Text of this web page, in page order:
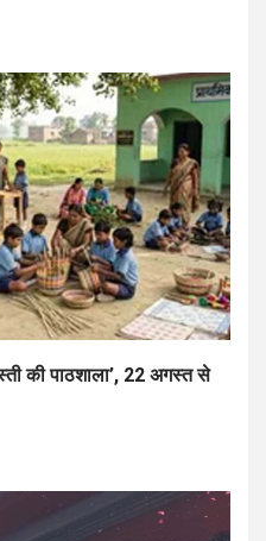
की पाठशाला’, 22 अगस्त से